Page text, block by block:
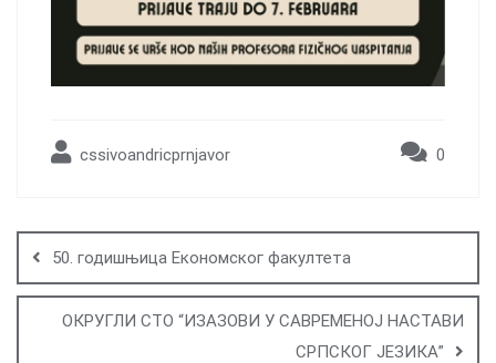
cssivoandricprnjavor 0
navigation
50. годишњица Економског факултета
ОКРУГЛИ СТО “ИЗАЗОВИ У САВРЕМЕНОЈ НАСТАВИ
СРПСКОГ ЈЕЗИКА”